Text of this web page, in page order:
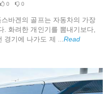
0 0
바겐의 골프는 자동차의 가장
. 화려한 개인기를 뽐내기보다,
경기에 나가도 제 ...Read